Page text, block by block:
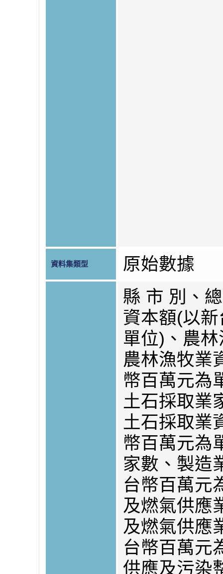
資料集類型
原始數據
縣 市 別、
資本額(以
單位)、農
農林漁牧業
幣百萬元為
土石採取業
土石採取業
幣百萬元為
家數、製造
台幣百萬元
及燃氣供應
及燃氣供應
台幣百萬元
供應及污染